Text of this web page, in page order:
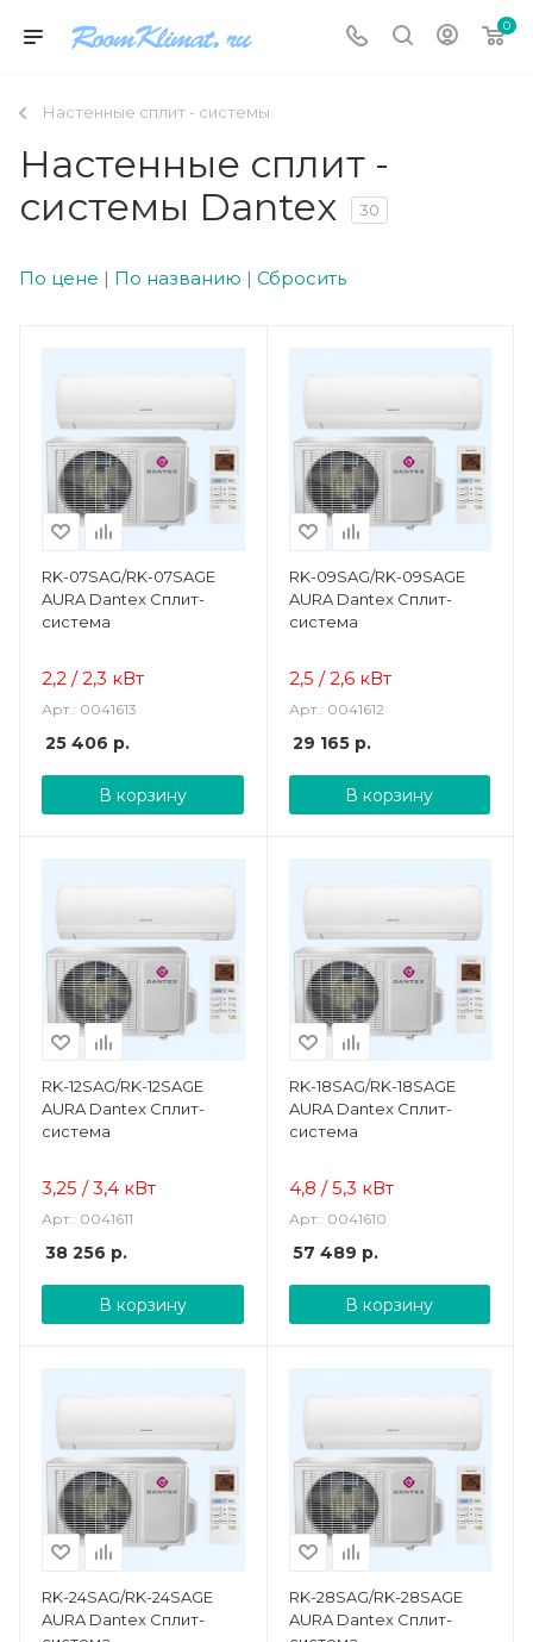
0
Настенные сплит - системы
Настенные сплит -
системы Dantex
30
По цене | По названию | Сбросить
RK-07SAG/RK-07SAGE
AURA Dantex Сплит-
система
2,2 / 2,3 кВт
Арт.: 0041613
25 406 р.
В корзину
RK-09SAG/RK-09SAGE
AURA Dantex Сплит-
система
2,5 / 2,6 кВт
Арт.: 0041612
29 165р.
В корзину
RK-12SAG/RK-12SAGE
AURA Dantex Сплит-
система
3,25 / 3,4 кВт
Арт.: 0041611
38 256 р.
В корзину
RK-18SAG/RK-18SAGE
AURA Dantex Сплит-
система
4,8 / 5,3 кВт
Арт.: 0041610
57 489 р.
В корзину
RK-24SAG/RK-24SAGE
AURA Dantex Сплит-
RK-28SAG/RK-28SAGE
AURA Dantex Сплит-